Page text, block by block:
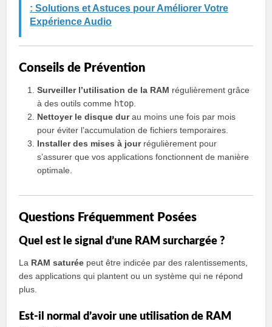
: Solutions et Astuces pour Améliorer Votre
Expérience Audio
Conseils de Prévention
Surveiller l’utilisation de la RAM régulièrement grâce
à des outils comme htop
Nettoyer le disque durau moins une fois par mois
pour éviter l’accumulation de fichiers temporaires.
Installer des mises à jourrégulièrement pour
s’assurer que vos applications fonctionnent de manière
optimale.
Questions Fréquemment Posées
Quel est le signal d’une RAM surchargée ?
La RAM saturée peut être indicée par des ralentissements,
des applications qui plantent ou un système qui ne répond
plus.
Est-il normal d’avoir une utilisation de RAM